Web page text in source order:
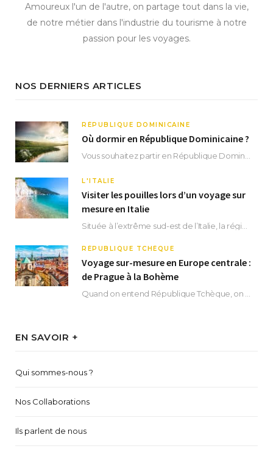
Amoureux l'un de l'autre, on partage tout dans la vie,
de notre métier dans l'industrie du tourisme à notre
passion pour les voyages.
NOS DERNIERS ARTICLES
RÉPUBLIQUE DOMINICAINE
Où dormir en République Dominicaine ?
L'ITALIE
Visiter les pouilles lors d’un voyage sur
mesure en Italie
RÉPUBLIQUE TCHÈQUE
Voyage sur-mesure en Europe centrale :
de Prague à la Bohème
EN SAVOIR +
Qui sommes-nous ?
Nos Collaborations
Ils parlent de nous